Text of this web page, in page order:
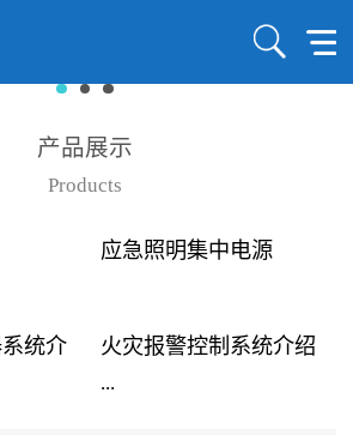
产品展示
Products
应急照明集中电源
统介
火灾报警控制系统介绍
...